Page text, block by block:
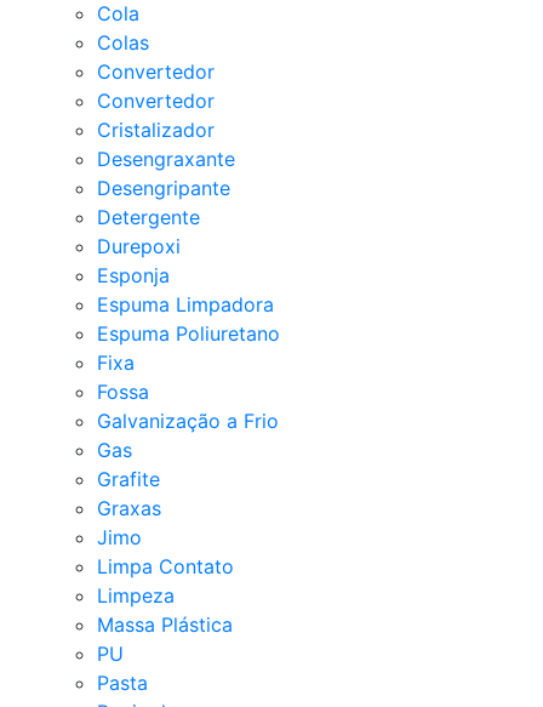
Cola
Colas
Convertedor
Convertedor
Cristalizador
Desengraxante
Desengripante
Detergente
Durepoxi
Esponja
Espuma Limpadora
Espuma Poliuretano
Fixa
Fossa
Galvanização a Frio
Gas
Grafite
Graxas
Jimo
Limpa Contato
Limpeza
Massa Plástica
PU
Pasta